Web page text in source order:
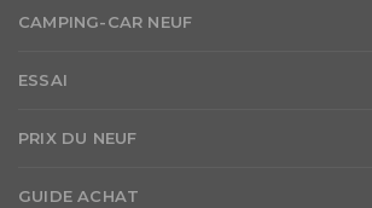
CAMPING-CAR NEUF
ESSAI
PRIX DU NEUF
GUIDE ACHAT